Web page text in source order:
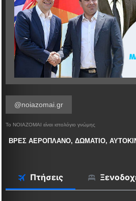
@noiazomai.gr
Το ΝΟΙΑΖΟΜΑΙ είναι ιστολόγιο γνώμης
ΒΡΕΣ ΑΕΡΟΠΛΑΝΟ, ΔΩΜΑΤΙΟ,